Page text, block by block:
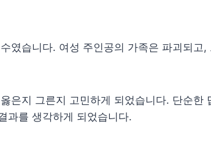
였습니다. 여성 주인공의 가족은 파괴되고,
은지 그른지 고민하게 되었습니다. 단순한
과를 생각하게 되었습니다.